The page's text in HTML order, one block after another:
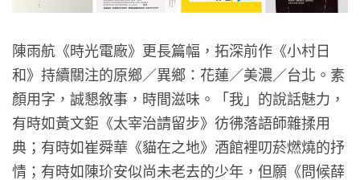
陳雨航《時光電廠》更長篇幅，拓深前作《小村日
和》持續關注的原鄉／異鄉：花蓮／美濃／台北。素
顏用字，誠懇敘事，時間滋味。「我」的說話魅力，
有時如黃文鉅《太宰治請留步》彷彿落語師雜揉用
典；有時如崔舜華《貓在之地》酒館裡叨菸燃燒的抒
情；有時如陳玠安似尚未老去的少年，但願《問候薛